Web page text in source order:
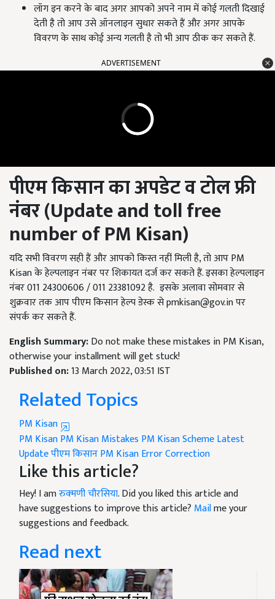
लॉग इन करने के बाद अगर आपको अपने नाम में कोई गलती दिखाई
देती है तो आप उसे ऑनलाइन सुधार सकते हैं और अगर आपके
विवरण के साथ कोई अन्य गलती है तो भी आप ठीक कर सकते हैं.
ADVERTISEMENT
पीएम किसान का अपडेट व टोल फ्री
नंबर (Update and toll free
number of PM Kisan)
यदि सभी विवरण सही हैं और आपको किस्त नहीं मिली है, तो आप PM
Kisan के हेल्पलाइन नंबर पर शिकायत दर्ज कर सकते हैं. इसका हेल्पलाइन
नंबर 011 24300606 / 011 23381092 है. इसके अलावा सोमवार से
शुक्रवार तक आप पीएम किसान हेल्प डेस्क सेpmkisan@gov.inपर
संपर्क कर सकते हैं.
English Summary:Do not make these mistakes in PM Kisan,
otherwise your installment will get stuck!
Published on:13 March 2022, 03:51 IST
Related Topics
PM Kisan
PM KisanPM Kisan Mistakes PM Kisan Scheme Latest
Updateपीएम किसानPM Kisan Error Correction
Like this article?
Hey! I amरुक्मणी चौरसिया. Did you liked this article and
have suggestions to improve this article? Mailme your
suggestions and feedback.
Read next